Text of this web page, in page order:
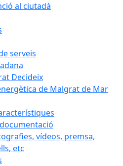
al ciutadà
serveis
Decideix
de Malgrat de Mar
vídeos, premsa,
etc